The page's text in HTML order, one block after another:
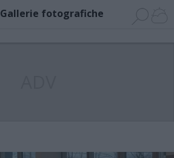
Gallerie fotografiche